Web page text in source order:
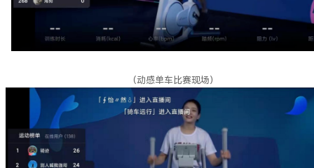
（动感单车比赛现场）